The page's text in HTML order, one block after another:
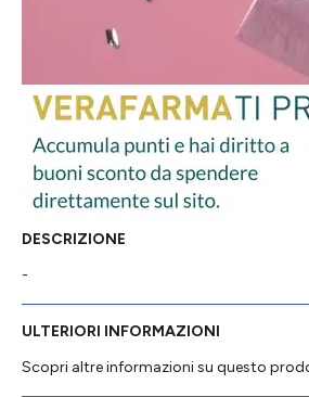
DESCRIZIONE
-
ULTERIORI INFORMAZIONI
Scopri altre informazioni su questo